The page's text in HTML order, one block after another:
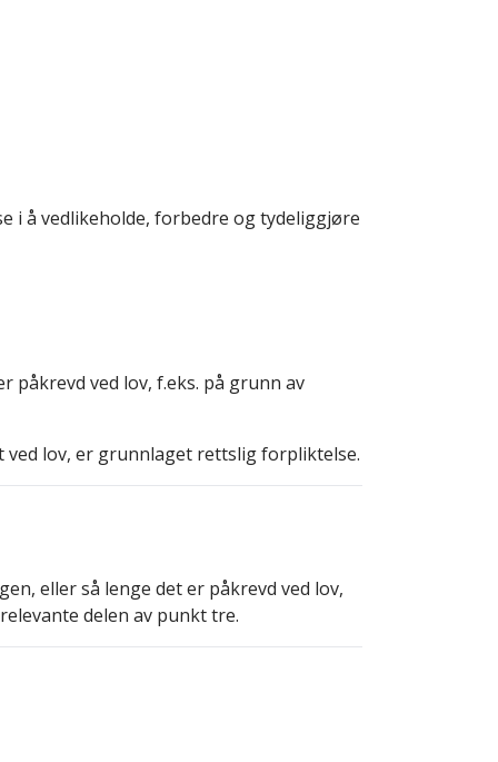
i å vedlikeholde, forbedre og tydeliggjøre
ved lov, f.eks. på grunn av
lov, er grunnlaget rettslig forpliktelse.
eller så lenge det er påkrevd ved lov,
delen av punkt tre.